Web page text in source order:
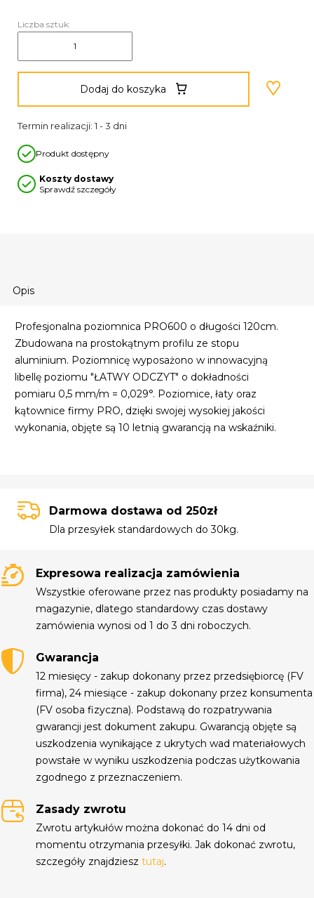
Opis
Profesjonalna poziomnica PRO600 o długości 120cm.
Zbudowana na prostokątnym profilu ze stopu
aluminium. Poziomnicę wyposażono w innowacyjną
libellę poziomu "ŁATWY ODCZYT" o dokładności
pomiaru 0,5 mm/m = 0,029°. Poziomice, łaty oraz
kątownice firmy PRO, dzięki swojej wysokiej jakości
wykonania, objęte są 10 letnią gwarancją na wskaźniki.
Darmowa dostawa od 250zł
Dla przesyłek standardowych do 30kg.
Expresowa realizacja zamówienia
Wszystkie oferowane przez nas produkty posiadamy na
magazynie, dlatego standardowy czas dostawy
zamówienia wynosi od 1 do 3 dni roboczych.
Gwarancja
12 miesięcy - zakup dokonany przez przedsiębiorcę (FV
firma), 24 miesiące - zakup dokonany przez konsumenta
(FV osoba fizyczna). Podstawą do rozpatrywania
gwarancji jest dokument zakupu. Gwarancją objęte są
uszkodzenia wynikające z ukrytych wad materiałowych
powstałe w wyniku uszkodzenia podczas użytkowania
zgodnego z przeznaczeniem.
Zasady zwrotu
Zwrotu artykułów można dokonać do 14 dni od
momentu otrzymania przesyłki. Jak dokonać zwrotu,
szczegóły znajdziesztutaj.
Liczba sztuk:
Dodaj do koszyka
Termin realizacji: 1 - 3 dni
Produkt dostępny
Koszty dostawy
Sprawdź szczegóły